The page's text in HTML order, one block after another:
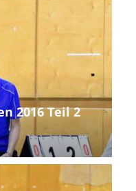
2016 Teil 2